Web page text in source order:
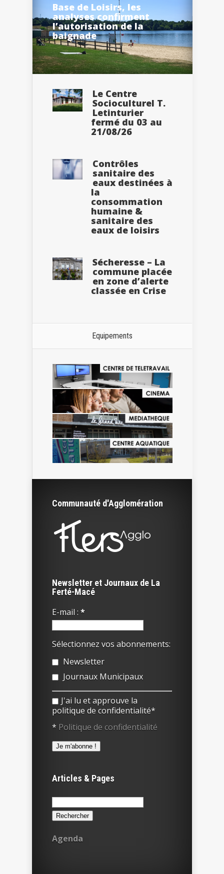
Base de Loisirs, les
analyses confirment
l’autorisation de la
baignade
Le Centre
Socioculturel T.
Letinturier
fermé du 03 au
21/08/26
Contrôles
sanitaire des
eaux destinées à
la
consommation
humaine &
sanitaire des
eaux de loisirs
Sécheresse – La
commune placée
en zone d’alerte
classée en Crise
Equipements
Communauté d'Agglomération
Newsletter et Journaux de La
Ferté-Macé
E-mail : *
Sélectionnez vos abonnements:
Newsletter
Journaux Municipaux
J'ai lu et approuve la
politique de confidentialité*
* Politique de confidentialité
Articles & Pages
Rechercher :
Agenda